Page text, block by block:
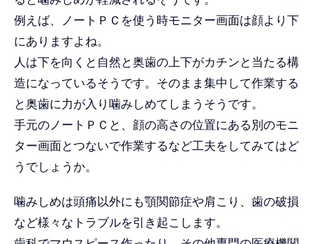
例えば、ノートＰＣを使う時モニター画面は顔より下
にありますよね。
人は下を向くと自然と奥歯の上下がカチンと当たる構
造になっているそうです。そのまま集中して作業する
と奥歯に力が入り噛みしめてしまうそうです。
手元のノートＰＣと、顔の高さの位置にある別のモニ
ター画面とつないで作業するなど工夫をしてみてはど
うでしょうか。
噛みしめは頭痛以外にも顎関節症や肩こり、歯の破損
など様々なトラブルを引き起こします。